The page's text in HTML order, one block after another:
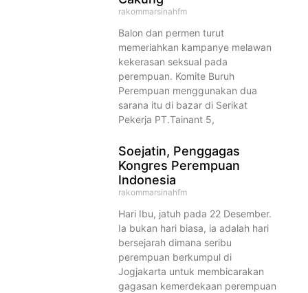
rakommarsinahfm
Balon dan permen turut
memeriahkan kampanye melawan
kekerasan seksual pada
perempuan. Komite Buruh
Perempuan menggunakan dua
sarana itu di bazar di Serikat
Pekerja PT.Tainant 5,
Soejatin, Penggagas
Kongres Perempuan
Indonesia
rakommarsinahfm
Hari Ibu, jatuh pada 22 Desember.
Ia bukan hari biasa, ia adalah hari
bersejarah dimana seribu
perempuan berkumpul di
Jogjakarta untuk membicarakan
gagasan kemerdekaan perempuan